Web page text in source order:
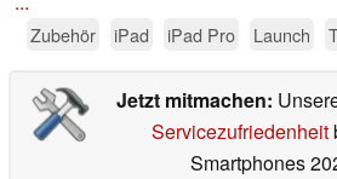
Zubehör iPad iPad Pro Launch
Jetzt mitmachen:
Servicezufriedenheit
Smartphones